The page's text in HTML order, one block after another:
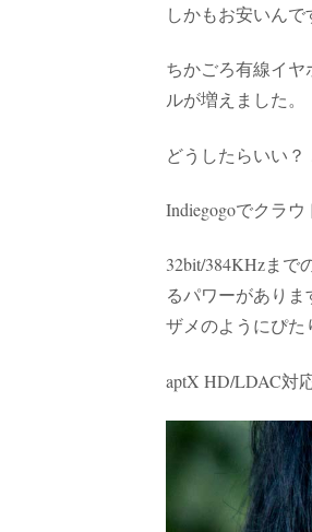
しかもお安いんで
ちかごろ有線イ
ルが増えました。
どうしたらいい？
Indiegogoでクラ
32bit/384KHzまで
るパワーがありま
ザメのようにぴた
aptX HD/LDAC対